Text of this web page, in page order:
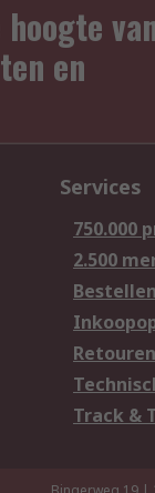
en
Services
750.000
2.500
Bestellen
Retouren
Track &